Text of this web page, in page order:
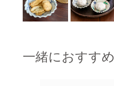
一緒におすすめ